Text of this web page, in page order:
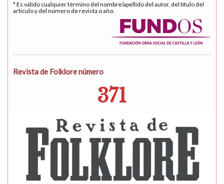
* Es válido cualquier término del nombre/apellido del autor, del título del
artículo y del número de revista o año.
Revista de Folklore número
371